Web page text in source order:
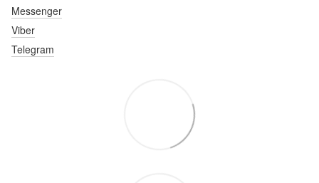
Messenger
Viber
Telegram